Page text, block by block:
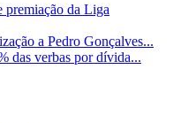
premiação da Liga
a Pedro Gonçalves...
das verbas por dívida...